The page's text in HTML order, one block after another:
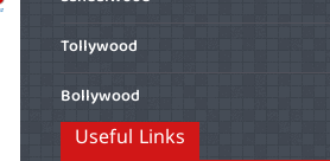
Tollywood
Bollywood
Useful Links